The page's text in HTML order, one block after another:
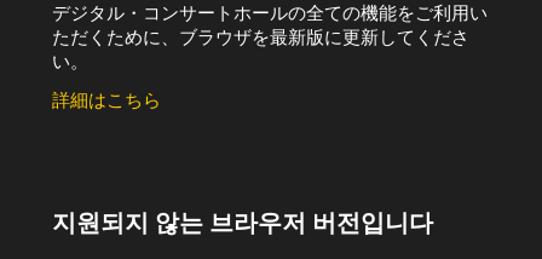
デジタル・コンサートホールの全ての機能をご利用い
ただくために、ブラウザを最新版に更新してくださ
い。
詳細はこちら
지원되지 않는 브라우저 버전입니다